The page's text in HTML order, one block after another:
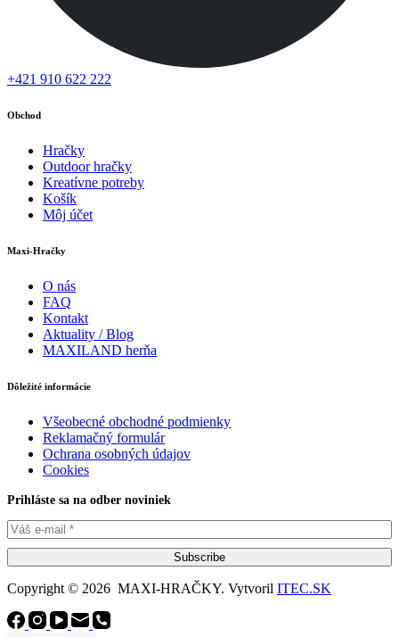
+421 910 622 222
Obchod
Hračky
Outdoor hračky
Kreatívne potreby
Košík
Môj účet
Maxi-Hračky
O nás
FAQ
Kontakt
Aktuality / Blog
MAXILAND herňa
Dôležité informácie
Všeobecné obchodné podmienky
Reklamačný formulár
Ochrana osobných údajov
Cookies
Prihláste sa na odber noviniek
Subscribe
Copyright © 2026 MAXI-HRAČKY. Vytvoril ITEC.SK